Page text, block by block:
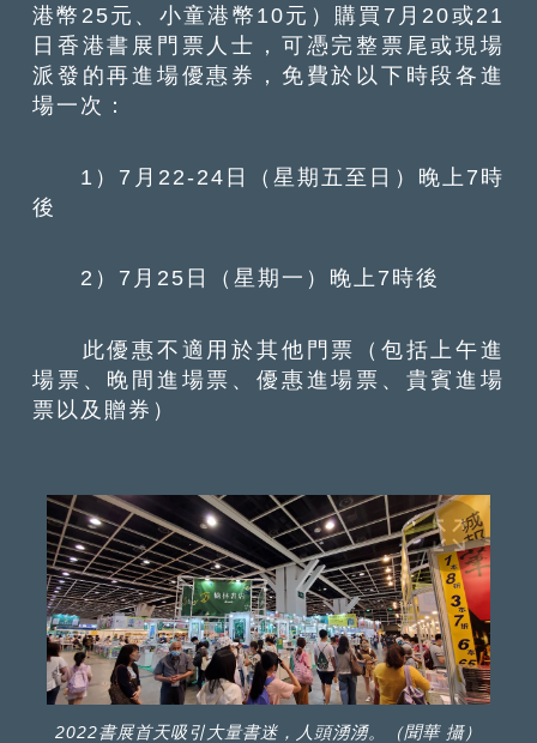
港幣25元、小童港幣10元）購買7月20或21
日香港書展門票人士，可憑完整票尾或現場
派發的再進場優惠券，免費於以下時段各進
場一次：
1）7月22-24日（星期五至日）晚上7時
後
2）7月25日（星期一）晚上7時後
此優惠不適用於其他門票（包括上午進
場票、晚間進場票、優惠進場票、貴賓進場
票以及贈券）
2022書展首天吸引大量書迷，人頭湧湧。（聞華 攝）